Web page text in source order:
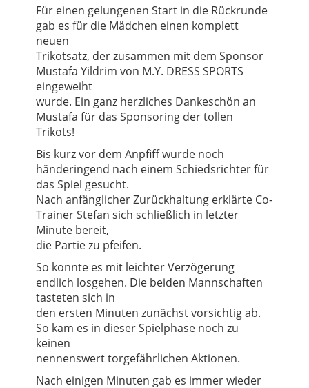
Für einen gelungenen Start in die Rückrunde
gab es für die Mädchen einen komplett
neuen
Trikotsatz, der zusammen mit dem Sponsor
Mustafa Yildrim von M.Y. DRESS SPORTS
eingeweiht
wurde. Ein ganz herzliches Dankeschön an
Mustafa für das Sponsoring der tollen
Trikots!
Bis kurz vor dem Anpfiff wurde noch
händeringend nach einem Schiedsrichter für
das Spiel gesucht.
Nach anfänglicher Zurückhaltung erklärte Co-
Trainer Stefan sich schließlich in letzter
Minute bereit,
die Partie zu pfeifen.
So konnte es mit leichter Verzögerung
endlich losgehen. Die beiden Mannschaften
tasteten sich in
den ersten Minuten zunächst vorsichtig ab.
So kam es in dieser Spielphase noch zu
keinen
nennenswert torgefährlichen Aktionen.
Nach einigen Minuten gab es immer wieder